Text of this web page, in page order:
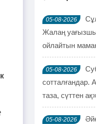
05-08-2026
Жалаң
ойлайтын
05-08-2026
сотталғандар.
таза, сүттен
05-08-2026